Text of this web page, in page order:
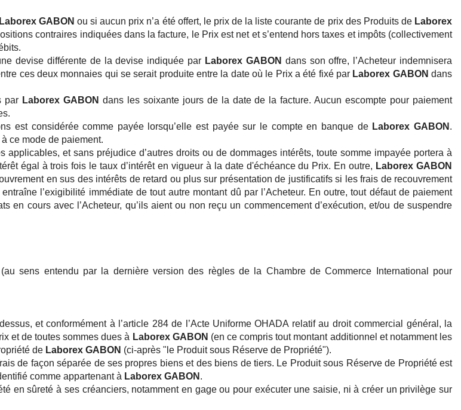
Laborex GABON ou si aucun prix n’a été offert, le prix de la liste courante de prix des Produits de Laborex
contraires indiquées dans la facture, le Prix est net et s’entend hors taxes et impôts (collectivement
devise différente de la devise indiquée par Laborex GABON dans son offre, l’Acheteur indemnisera
ces deux monnaies qui se serait produite entre la date où le Prix a été fixé par Laborex GABON dans
par Laborex GABON dans les soixante jours de la date de la facture. Aucun escompte pour paiement
est considérée comme payée lorsqu’elle est payée sur le compte en banque de Laborex GABON .
ce mode de paiement.
et sans préjudice d’autres droits ou de dommages intérêts, toute somme impayée portera à
égal à trois fois le taux d’intérêt en vigueur à la date d'échéance du Prix. En outre, Laborex GABON
en sus des intérêts de retard ou plus sur présentation de justificatifs si les frais de recouvrement
l’exigibilité immédiate de tout autre montant dû par l’Acheteur. En outre, tout défaut de paiement
en cours avec l’Acheteur, qu’ils aient ou non reçu un commencement d’exécution, et/ou de suspendre
sens entendu par la dernière version des règles de la Chambre de Commerce International pour
et conformément à l’article 284 de l’Acte Uniforme OHADA relatif au droit commercial général, la
et de toutes sommes dues à Laborex GABON (en ce compris tout montant additionnel et notamment les
de Laborex GABON (ci-après "le Produit sous Réserve de Propriété").
de façon séparée de ses propres biens et des biens de tiers. Le Produit sous Réserve de Propriété est
comme appartenant à Laborex GABON .
en sûreté à ses créanciers, notamment en gage ou pour exécuter une saisie, ni à créer un privilège sur